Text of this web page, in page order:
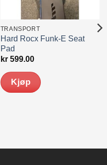
TRANSPORT
Hard Rocx Funk-E Seat
Pad
kr599.00
Kjøp